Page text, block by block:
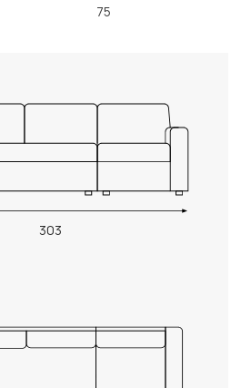
75
303